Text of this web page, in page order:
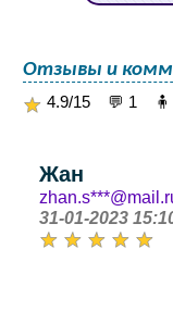
Отзывы и
4.9/15 💬 1 🧍
Жан
31-01-2023